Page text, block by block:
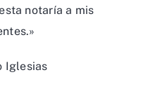
notaría a mis
Iglesias